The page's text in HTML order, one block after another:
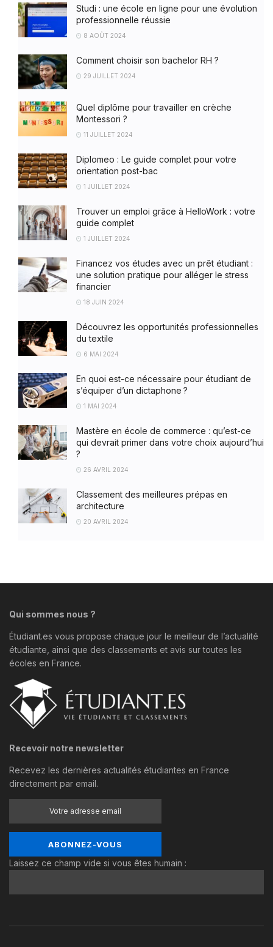
Studi : une école en ligne pour une évolution
professionnelle réussie
8 AOÛT 2024
Comment choisir son bachelor RH ?
29 JUILLET 2024
Quel diplôme pour travailler en crèche
Montessori ?
11 JUILLET 2024
Diplomeo : Le guide complet pour votre
orientation post-bac
1 JUILLET 2024
Trouver un emploi grâce à HelloWork : votre
guide complet
1 JUILLET 2024
Financez vos études avec un prêt étudiant :
une solution pratique pour alléger le stress
financier
18 JUIN 2024
Découvrez les opportunités professionnelles
du textile
6 MAI 2024
En quoi est-ce nécessaire pour étudiant de
s’équiper d’un dictaphone ?
1 MAI 2024
Mastère en école de commerce : qu’est-ce
qui devrait primer dans votre choix aujourd’hui
?
26 AVRIL 2024
Classement des meilleures prépas en
architecture
20 AVRIL 2024
Qui sommes nous ?
Étudiant.es vous propose chaque jour le meilleur de l’actualité
étudiante, ainsi que des classements et avis sur toutes les
écoles en France.
Recevoir notre newsletter
Recevez les dernières actualités étudiantes en France
directement par email.
Laissez ce champ vide si vous êtes humain :